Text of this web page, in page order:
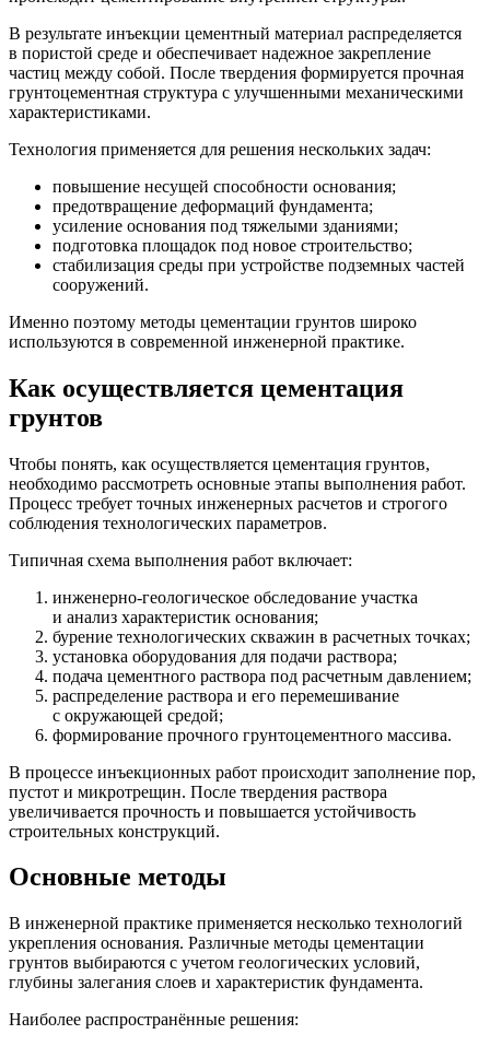
В результате инъекции цементный материал распределяется
в пористой среде и обеспечивает надежное закрепление
частиц между собой. После твердения формируется прочная
грунтоцементная структура с улучшенными механическими
характеристиками.
Технология применяется для решения нескольких задач:
повышение несущей способности основания;
предотвращение деформаций фундамента;
усиление основания под тяжелыми зданиями;
подготовка площадок под новое строительство;
стабилизация среды при устройстве подземных частей
сооружений.
Именно поэтому методы цементации грунтов широко
используются в современной инженерной практике.
Как осуществляется цементация
грунтов
Чтобы понять, как осуществляется цементация грунтов,
необходимо рассмотреть основные этапы выполнения работ.
Процесс требует точных инженерных расчетов и строгого
соблюдения технологических параметров.
Типичная схема выполнения работ включает:
инженерно-геологическое обследование участка
и анализ характеристик основания;
бурение технологических скважин в расчетных точках;
установка оборудования для подачи раствора;
подача цементного раствора под расчетным давлением;
распределение раствора и его перемешивание
с окружающей средой;
формирование прочного грунтоцементного массива.
В процессе инъекционных работ происходит заполнение пор,
пустот и микротрещин. После твердения раствора
увеличивается прочность и повышается устойчивость
строительных конструкций.
Основные методы
В инженерной практике применяется несколько технологий
укрепления основания. Различные методы цементации
грунтов выбираются с учетом геологических условий,
глубины залегания слоев и характеристик фундамента.
Наиболее распространённые решения: